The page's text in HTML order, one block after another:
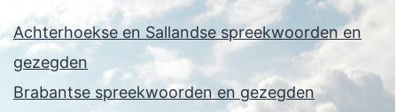
Achterhoekse en Sallandse spreekwoorden en
gezegden
Brabantse spreekwoorden en gezegden